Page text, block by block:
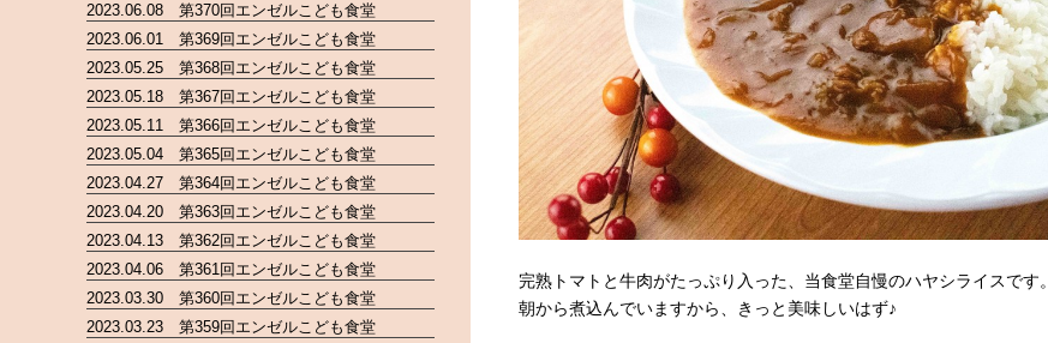
完熟トマトと牛肉がたっぷり入った、当食堂自慢のハヤシライスです。
朝から煮込んでいますから、きっと美味しいはず♪
2023.06.08 第370回エンゼルこども食堂
2023.06.01 第369回エンゼルこども食堂
2023.05.25 第368回エンゼルこども食堂
2023.05.18 第367回エンゼルこども食堂
2023.05.11 第366回エンゼルこども食堂
2023.05.04 第365回エンゼルこども食堂
2023.04.27 第364回エンゼルこども食堂
2023.04.20 第363回エンゼルこども食堂
2023.04.13 第362回エンゼルこども食堂
2023.04.06 第361回エンゼルこども食堂
2023.03.30 第360回エンゼルこども食堂
2023.03.23 第359回エンゼルこども食堂